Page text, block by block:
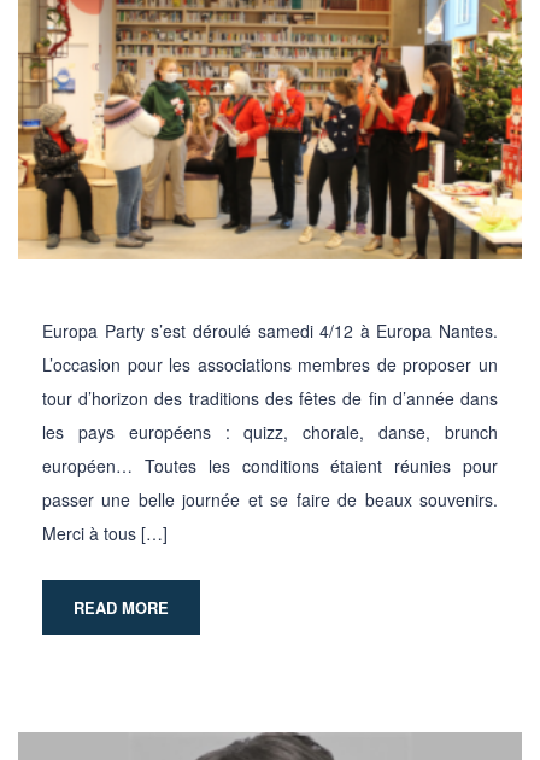
Europa Party s’est déroulé samedi 4/12 à Europa Nantes.
L’occasion pour les associations membres de proposer un
tour d’horizon des traditions des fêtes de fin d’année dans
les pays européens : quizz, chorale, danse, brunch
européen… Toutes les conditions étaient réunies pour
passer une belle journée et se faire de beaux souvenirs.
Merci à tous […]
READ MORE